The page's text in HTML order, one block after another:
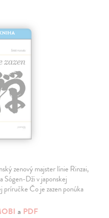
zenový majster línie Rinzai,
Sógen-Dži v japonskej
príručke Čo je zazen ponúka
a PDF